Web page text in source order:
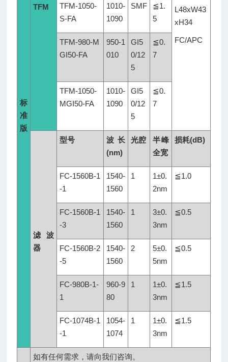
标
准
版
TFM
L48xW43
xH34
FC/APC
TFM-1050-
S-FA
1010-
1090
SMF
≦1.
5
TFM-980-M
GI50-FA
950-1
010
GI5
0/12
5
≦0.
7
TFM-1050-
MGI50-FA
1010-
1090
GI5
0/12
5
≦0.
7
滤波
器
型号
波长
(nm)
光腔
半峰
全宽
损耗(dB)
FC-1560B-1
-1
1540-
1560
1
1±0.
2nm
≦1.0
FC-1560B-1
-3
1540-
1560
1
3±0.
3nm
≦0.5
FC-1560B-2
-5
1540-
1560
2
5±0.
5nm
≦0.5
FC-980B-1-
1
960-9
80
1
1±0.
3nm
≦1.5
FC-1074B-1
-1
1054-
1074
1
1±0.
3nm
≦1.5
如有任何需求，请向我们咨询。